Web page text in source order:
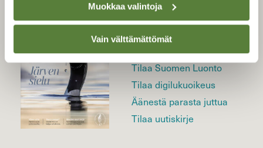
Muokkaa valintoja
Vain välttämättömät
LEHTI
Uusin lehti
Tilaa Suomen Luonto
Tilaa digilukuoikeus
Äänestä parasta juttua
Tilaa uutiskirje